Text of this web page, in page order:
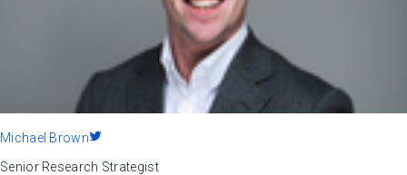
Michael Brown
Senior Research Strategist